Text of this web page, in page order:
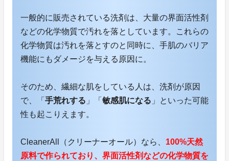
一般的に販売されている洗剤は、大量の界面活性剤
などの化学物質で汚れを落としています。これらの
化学物質は汚れを落とすのと同時に、手肌のバリア
機能にもダメージを与える原因に。
そのため、繊細な肌をしている人は、洗剤が原因
で、「 手荒れする 」「 敏感肌になる 」といった可能
性も起こりえます。
CleanerAll（クリーナーオール）なら、 100%天然
原料で作られており、界面活性剤などの化学物質を